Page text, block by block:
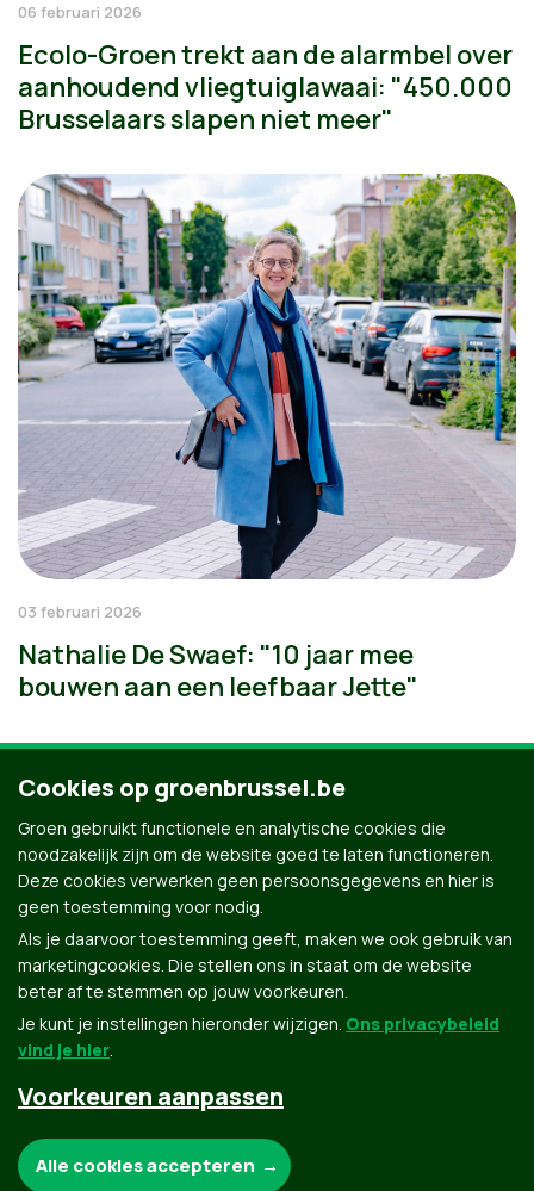
06 februari 2026
Ecolo-Groen trekt aan de alarmbel over
aanhoudend vliegtuiglawaai: "450.000
Brusselaars slapen niet meer"
03 februari 2026
Nathalie De Swaef: "10 jaar mee
bouwen aan een leefbaar Jette"
Meer nieuws uit Jette
Groen.be
Cookies op groenbrussel.be
Groen gebruikt functionele en analytische cookies die
noodzakelijk zijn om de website goed te laten functioneren.
Deze cookies verwerken geen persoonsgegevens en hier is
geen toestemming voor nodig.
Als je daarvoor toestemming geeft, maken we ook gebruik van
marketingcookies. Die stellen ons in staat om de website
beter af te stemmen op jouw voorkeuren.
Je kunt je instellingen hieronder wijzigen. Ons privacybeleid
vind je hier.
Voorkeuren aanpassen
Alle cookies accepteren